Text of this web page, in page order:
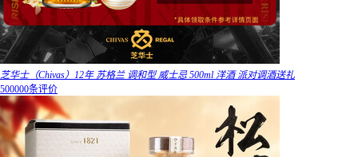
芝华士（Chivas）12年 苏格兰 调和型 威士忌 500ml 洋酒 派对调酒送礼
500000条评价